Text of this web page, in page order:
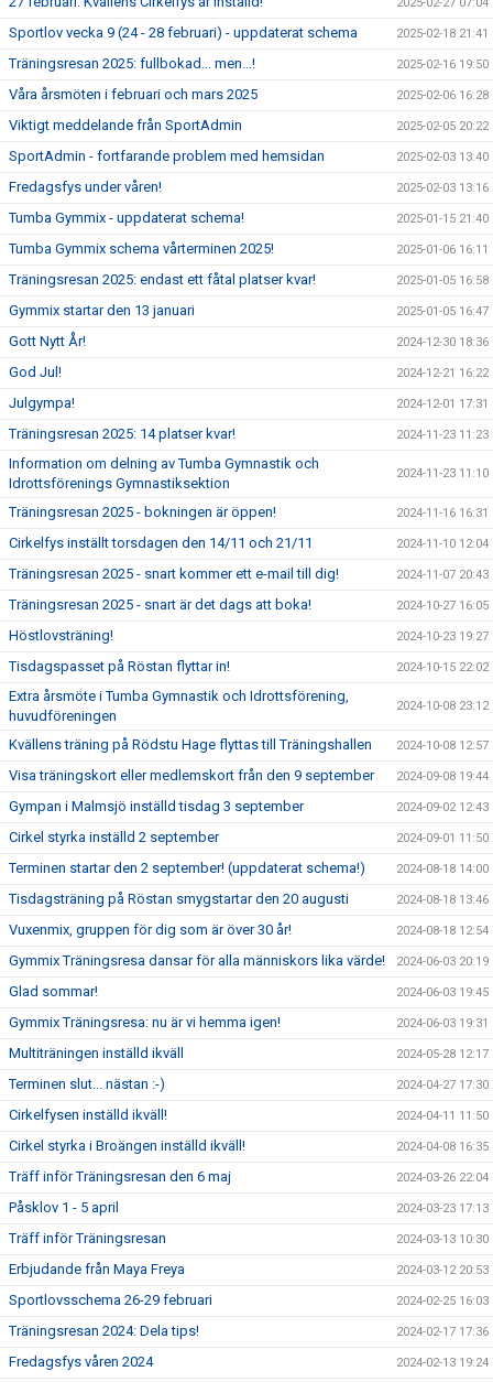
Sportlov vecka 9 (24 - 28 februari) - uppdaterat schema 2025-02-18 21:41
Träningsresan 2025: fullbokad... men...! 2025-02-16 19:50
Våra årsmöten i februari och mars 2025 2025-02-06 16:28
Viktigt meddelande från SportAdmin 2025-02-05 20:22
SportAdmin - fortfarande problem med hemsidan 2025-02-03 13:40
Fredagsfys under våren! 2025-02-03 13:16
Tumba Gymmix - uppdaterat schema! 2025-01-15 21:40
Tumba Gymmix schema vårterminen 2025! 2025-01-06 16:11
Träningsresan 2025: endast ett fåtal platser kvar! 2025-01-05 16:58
Gymmix startar den 13 januari 2025-01-05 16:47
Gott Nytt År! 2024-12-30 18:36
God Jul! 2024-12-21 16:22
Julgympa! 2024-12-01 17:31
Träningsresan 2025: 14 platser kvar! 2024-11-23 11:23
Information om delning av Tumba Gymnastik och
Idrottsförenings Gymnastiksektion
2024-11-23 11:10
Träningsresan 2025 - bokningen är öppen! 2024-11-16 16:31
Cirkelfys inställt torsdagen den 14/11 och 21/11 2024-11-10 12:04
Träningsresan 2025 - snart kommer ett e-mail till dig! 2024-11-07 20:43
Träningsresan 2025 - snart är det dags att boka! 2024-10-27 16:05
Höstlovsträning! 2024-10-23 19:27
Tisdagspasset på Röstan flyttar in! 2024-10-15 22:02
Extra årsmöte i Tumba Gymnastik och Idrottsförening,
huvudföreningen
2024-10-08 23:12
Kvällens träning på Rödstu Hage flyttas till Träningshallen 2024-10-08 12:57
Visa träningskort eller medlemskort från den 9 september 2024-09-08 19:44
Gympan i Malmsjö inställd tisdag 3 september 2024-09-02 12:43
Cirkel styrka inställd 2 september 2024-09-01 11:50
Terminen startar den 2 september! (uppdaterat schema!) 2024-08-18 14:00
Tisdagsträning på Röstan smygstartar den 20 augusti 2024-08-18 13:46
Vuxenmix, gruppen för dig som är över 30 år! 2024-08-18 12:54
Gymmix Träningsresa dansar för alla människors lika värde! 2024-06-03 20:19
Glad sommar! 2024-06-03 19:45
Gymmix Träningsresa: nu är vi hemma igen! 2024-06-03 19:31
Multiträningen inställd ikväll 2024-05-28 12:17
Terminen slut... nästan :-) 2024-04-27 17:30
Cirkelfysen inställd ikväll! 2024-04-11 11:50
Cirkel styrka i Broängen inställd ikväll! 2024-04-08 16:35
Träff inför Träningsresan den 6 maj 2024-03-26 22:04
Påsklov 1 - 5 april 2024-03-23 17:13
Träff inför Träningsresan 2024-03-13 10:30
Erbjudande från Maya Freya 2024-03-12 20:53
Sportlovsschema 26-29 februari 2024-02-25 16:03
Träningsresan 2024: Dela tips! 2024-02-17 17:36
Fredagsfys våren 2024 2024-02-13 19:24